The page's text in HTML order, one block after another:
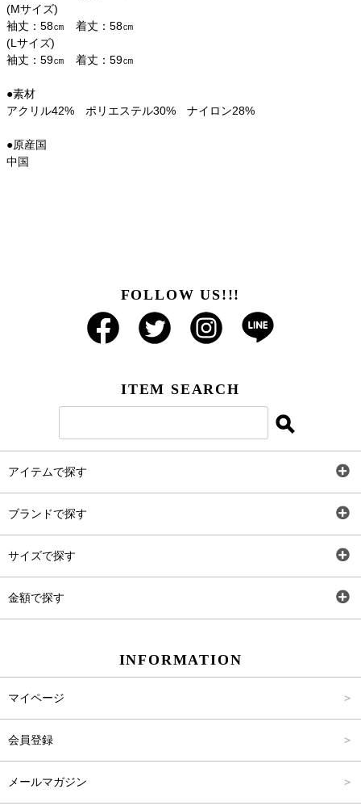
(Mサイズ)
袖丈：58㎝ 着丈：58㎝
(Lサイズ)
袖丈：59㎝ 着丈：59㎝
●素材
アクリル42% ポリエステル30% ナイロン28%
●原産国
中国
FOLLOW US!!!
ITEM SEARCH
アイテムで探す
ブランドで探す
サイズで探す
金額で探す
INFORMATION
マイページ
会員登録
メールマガジン